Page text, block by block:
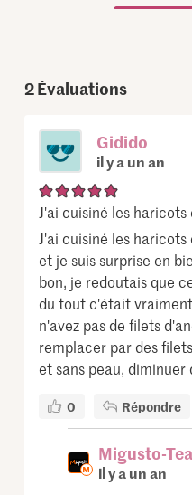
2Évaluations
Gidido
il y a un an
J'ai cuisiné les
J'ai cuisiné les
et je suis surprise en
bon, je redoutais que
du tout c'était
n'avez pas de filets
remplacer par des
et sans peau,
0 Répondre
Migusto-
il y a un an